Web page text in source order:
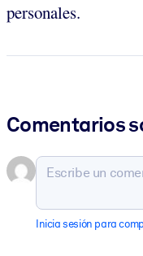
personales.
Comentarios
Inicia sesión para